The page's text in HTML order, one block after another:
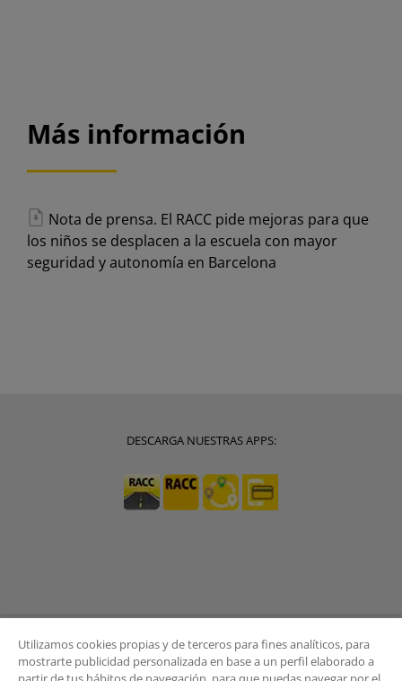
Más información
Nota de prensa. El RACC pide mejoras para que
los niños se desplacen a la escuela con mayor
seguridad y autonomía en Barcelona
DESCARGA NUESTRAS APPS:
Utilizamos cookies propias y de terceros para fines analíticos, para
mostrarte publicidad personalizada en base a un perfil elaborado a